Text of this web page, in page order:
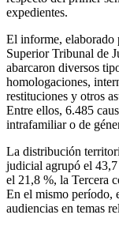
expedientes.
El informe, elaborado
Superior Tribunal de
abarcaron diversos
homologaciones,
restituciones y otros
Entre ellos, 6.485
intrafamiliar o de
La distribución
judicial agrupó el
el 21,8 %, la Tercera
En el mismo período,
audiencias en temas